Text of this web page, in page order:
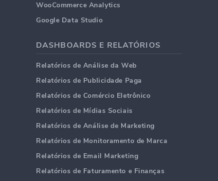
WooCommerce Analytics
Google Data Studio
DASHBOARDS E RELATÓRIOS
Relatórios de Análise da Web
Relatórios de Publicidade Paga
Relatórios de Comércio Eletrônico
Relatórios de Mídias Sociais
Relatórios de Análise de Marketing
Relatórios de Monitoramento de Marca
Relatórios de Email Marketing
Relatórios de Faturamento e Finanças